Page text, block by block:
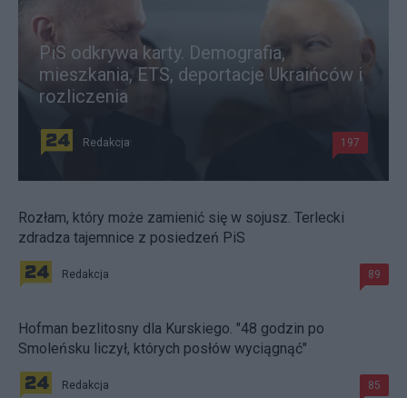
PiS odkrywa karty. Demografia,
mieszkania, ETS, deportacje Ukraińców i
rozliczenia
Redakcja 197
Rozłam, który może zamienić się w sojusz. Terlecki
zdradza tajemnice z posiedzeń PiS
Redakcja 89
Hofman bezlitosny dla Kurskiego. "48 godzin po
Smoleńsku liczył, których posłów wyciągnąć"
Redakcja 85